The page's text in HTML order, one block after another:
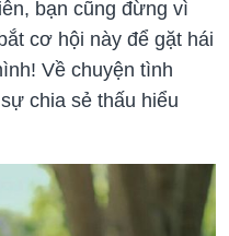
bạn cũng đừng vì
cơ hội này để gặt hái
Về chuyện tình
chia sẻ thấu hiểu